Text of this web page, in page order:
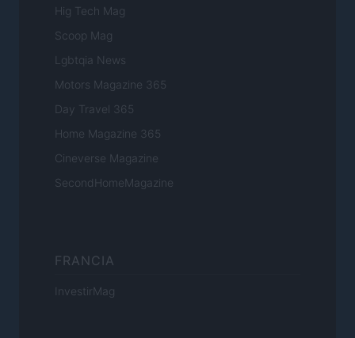
Hig Tech Mag
Scoop Mag
Lgbtqia News
Motors Magazine 365
Day Travel 365
Home Magazine 365
Cineverse Magazine
SecondHomeMagazine
FRANCIA
InvestirMag